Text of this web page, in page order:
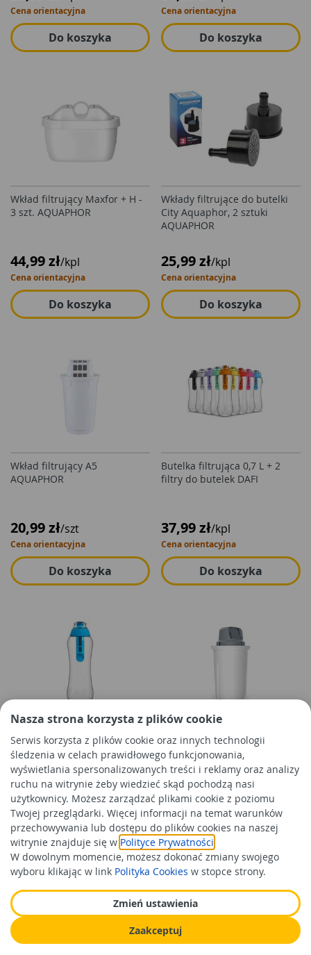
Nasza strona korzysta z plików cookie
Serwis korzysta z plików cookie oraz innych technologii
śledzenia w celach prawidłowego funkcjonowania,
wyświetlania spersonalizowanych treści i reklamy oraz analizy
ruchu na witrynie żeby wiedzieć skąd pochodzą nasi
użytkownicy. Możesz zarządzać plikami cookie z poziomu
Twojej przeglądarki. Więcej informacji na temat warunków
przechowywania lub dostępu do plików cookies na naszej
witrynie znajduje się w Polityce Prywatności
W dowolnym momencie, możesz dokonać zmiany swojego
wyboru klikając w link Polityka Cookies w stopce strony.
Zmień ustawienia
Zaakceptuj
Cena orientacyjna
Do koszyka
Cena orientacyjna
Do koszyka
Wkład filtrujący Maxfor + H -
3 szt. AQUAPHOR
44,99 zł/kpl
Cena orientacyjna
Do koszyka
Wkłady filtrujące do butelki
City Aquaphor, 2 sztuki
AQUAPHOR
25,99 zł/kpl
Cena orientacyjna
Do koszyka
Wkład filtrujący A5
AQUAPHOR
20,99 zł/szt
Cena orientacyjna
Do koszyka
Butelka filtrująca 0,7 L + 2
filtry do butelek DAFI
37,99 zł/kpl
Cena orientacyjna
Do koszyka
do butelek DAFI
30,99 zł/kpl
Cena orientacyjna
Do koszyka
do wody twardej DAFI
17,99 zł/szt
Cena orientacyjna
Do koszyka